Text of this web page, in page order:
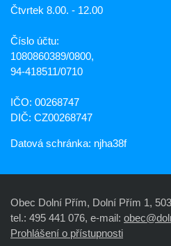
Čtvrtek 8.00. - 12.00
Číslo účtu:
1080860389/0800,
94-418511/0710
IČO: 00268747
DIČ: CZ00268747
Datová schránka: njha38f
Obec Dolní Přím, Dolní Přím 1,
tel.: 495 441 076, e-mail:
Prohlášení o přístupnosti